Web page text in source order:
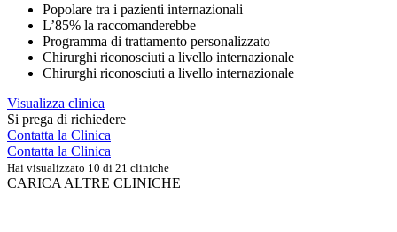
Popolare tra i pazienti internazionali
L’85% la raccomanderebbe
Programma di trattamento personalizzato
Chirurghi riconosciuti a livello internazionale
Chirurghi riconosciuti a livello internazionale
Visualizza clinica
Si prega di richiedere
Contatta la Clinica
Contatta la Clinica
Hai visualizzato 10 di 21 cliniche
CARICA ALTRE CLINICHE